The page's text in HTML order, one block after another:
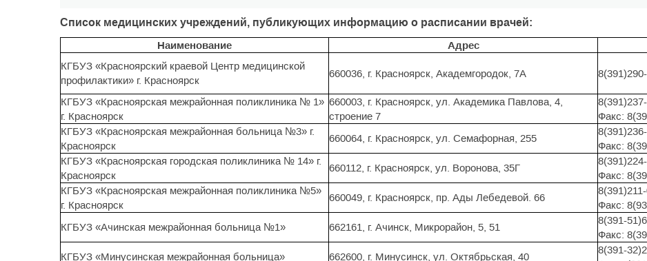
Список медицинских учреждений, публикующих информацию о расписании врачей:
Наименование
Адрес
КГБУЗ «Красноярский краевой Центр медицинской
профилактики» г. Красноярск
660036, г. Красноярск, Академгородок, 7А
КГБУЗ «Красноярская межрайонная поликлиника № 1»
г. Красноярск
660003, г. Красноярск, ул. Академика Павлова, 4,
строение 7
Факс:
КГБУЗ «Красноярская межрайонная больница №3» г.
Красноярск
660064, г. Красноярск, ул. Семафорная, 255
Факс:
КГБУЗ «Красноярская городская поликлиника № 14» г.
Красноярск
660112, г. Красноярск, ул. Воронова, 35Г
Факс:
КГБУЗ «Красноярская межрайонная поликлиника №5»
г. Красноярск
660049, г. Красноярск, пр. Ады Лебедевой. 66
Факс:
КГБУЗ «Ачинская межрайонная больница №1»
662161, г. Ачинск, Микрорайон, 5, 51
8(391-
Факс:
КГБУЗ «Минусинская межрайонная больница»
662600, г. Минусинск, ул. Октябрьская, 40
8(391-